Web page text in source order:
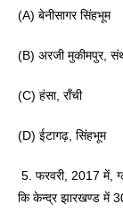
(A) बेनीसागर सिंहभूम
(B) अरजी मुकीमपुर,
(C) हंसा, राँची
(D) ईटागढ़, सिंहभूम
5. फरवरी, 2017 में,
कि केन्द्र झारखण्ड में